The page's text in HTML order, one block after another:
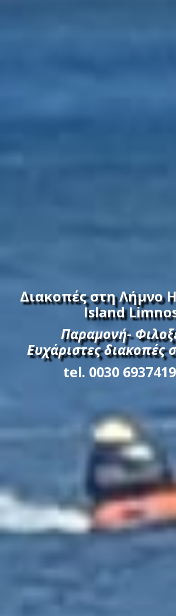
Διακοπές στη Λήμνο
Island
Παραμονή-
Ευχάριστες διακοπές
tel. 0030